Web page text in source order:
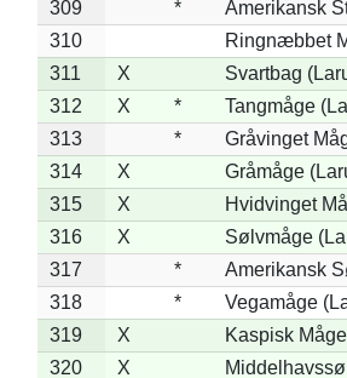
309
*
Amerikansk
310
Ringnæbbet
311
X
Svartbag
312
X *
Tangmåge
313
*
Gråvinget
314
X
Gråmåge
315
X
Hvidvinget
316
X
Sølvmåge
317
*
Amerikansk
318
*
Vegamåge
319
X
Kaspisk
320
X